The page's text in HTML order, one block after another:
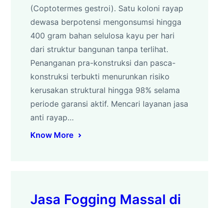
(Coptotermes gestroi). Satu koloni rayap
dewasa berpotensi mengonsumsi hingga
400 gram bahan selulosa kayu per hari
dari struktur bangunan tanpa terlihat.
Penanganan pra-konstruksi dan pasca-
konstruksi terbukti menurunkan risiko
kerusakan struktural hingga 98% selama
periode garansi aktif. Mencari layanan jasa
anti rayap…
Know More
Jasa Fogging Massal di